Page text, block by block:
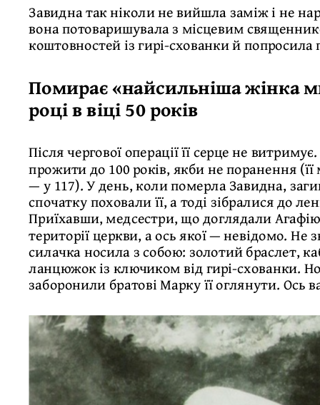
Завидна так ніколи не вийшла заміж і не
вона потоваришувала з місцевим
коштовностей із гирі-схованки й попросила
Помирає «найсильніша жінка
році в віці 50 років
Після чергової операції її серце не
прожити до 100 років, якби не поранення (її
— у 117). У день, коли померла Завидна,
спочатку поховали її, а тоді зібралися до
Приїхавши, медсестри, що доглядали
території церкви, а ось якої — невідомо. Не
силачка носила з собою: золотий браслет,
ланцюжок із ключиком від гирі-схованки.
заборонили братові Марку її оглянути. Ось